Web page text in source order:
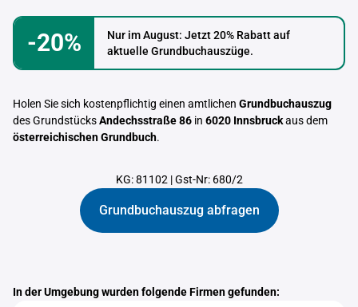
-20%
Nur im August: Jetzt 20% Rabatt auf
aktuelle Grundbuchauszüge.
Holen Sie sich kostenpflichtig einen amtlichen Grundbuchauszug
des GrundstücksAndechsstraße 86 in 6020 Innsbruckaus dem
österreichischen Grundbuch.
KG: 81102 |Gst-Nr: 680/2
Grundbuchauszug abfragen
In der Umgebung wurden folgende Firmen gefunden: